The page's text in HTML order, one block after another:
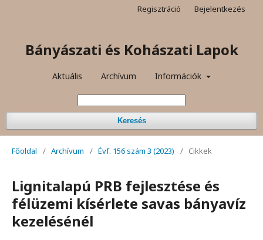
Bányászati és Kohászati Lapok
Aktuális Archívum Információk
Keresés
Regisztráció Bejelentkezés
Főoldal / Archívum / Évf. 156 szám 3 (2023) / Cikkek
Lignitalapú PRB fejlesztése és
félüzemi kísérlete savas bányavíz
kezelésénél